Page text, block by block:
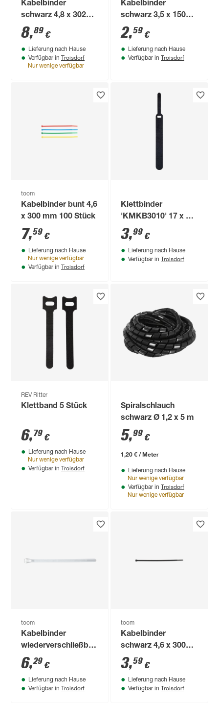
Kabelbinder
schwarz 4,8 x 302
mm 100 Stück
8,89 €
Lieferung nach Hause
Verfügbar in Troisdorf
Nur wenige verfügbar
Kabelbinder
schwarz 3,5 x 150
mm 25 Stück
2,59 €
Lieferung nach Hause
Verfügbar in Troisdorf
toom
Kabelbinder bunt 4,6
x 300 mm 100 Stück
7,59 €
Lieferung nach Hause
Nur wenige verfügbar
Verfügbar in Troisdorf
Klettbinder
'KMKB3010' 17 x 1,2
x 0,2 cm 10 Stück
3,99 €
Lieferung nach Hause
Verfügbar in Troisdorf
REV Ritter
Klettband 5 Stück
6,79 €
Lieferung nach Hause
Nur wenige verfügbar
Verfügbar in Troisdorf
Spiralschlauch
schwarz Ø 1,2 x 5 m
5,99 €
1,20 € / Meter
Lieferung nach Hause
Nur wenige verfügbar
Verfügbar in Troisdorf
Nur wenige verfügbar
toom
Kabelbinder
wiederverschließbar
weiß 7,5 x 200 mm
25 Stück
6,29 €
Lieferung nach Hause
Verfügbar in Troisdorf
toom
Kabelbinder
schwarz 4,6 x 300
mm 25 Stück
3,59 €
Lieferung nach Hause
Verfügbar in Troisdorf